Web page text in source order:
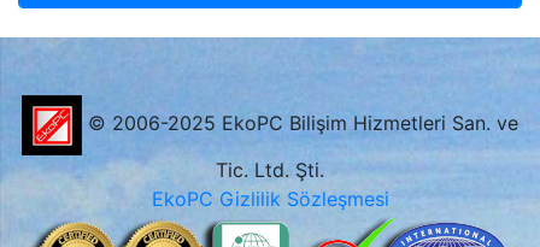
© 2006-2025 EkoPC Bilişim Hizmetleri San. ve
Tic. Ltd. Şti.
EkoPC Gizlilik Sözleşmesi